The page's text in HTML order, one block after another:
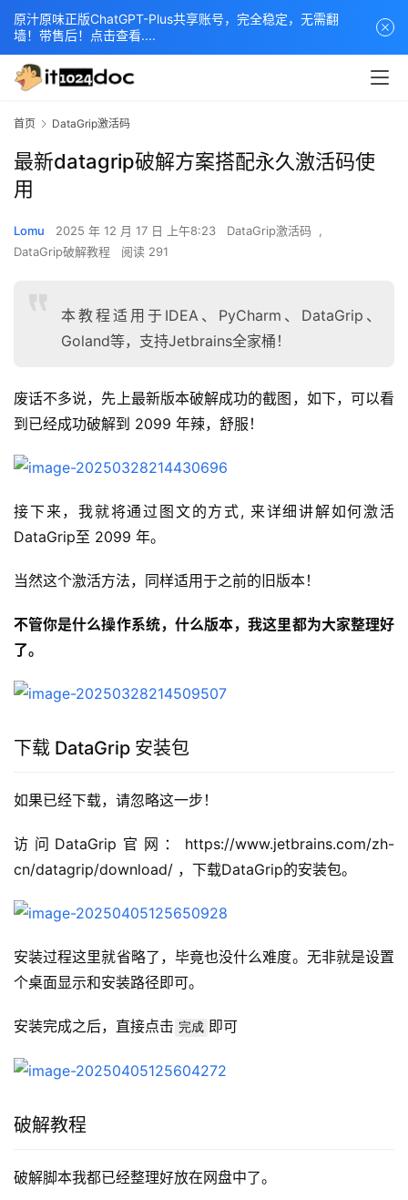
首页 DataGrip激活码
最新datagrip破解方案搭配永久激活码使
用
Lomu 2025 年 12 月 17 日 上午8:23 DataGrip激活码
,
DataGrip破解教程
阅读 291
本教程适用于IDEA、PyCharm、DataGrip、
Goland等，支持Jetbrains全家桶！
废话不多说，先上最新版本破解成功的截图，如下，可以看
到已经成功破解到 2099 年辣，舒服！
接下来，我就将通过图文的方式, 来详细讲解如何激活
DataGrip至 2099 年。
当然这个激活方法，同样适用于之前的旧版本！
不管你是什么操作系统，什么版本，我这里都为大家整理好
了。
下载 DataGrip 安装包
如果已经下载，请忽略这一步！
访问DataGrip官网：https://www.jetbrains.com/zh-
cn/datagrip/download/ ，下载DataGrip的安装包。
安装过程这里就省略了，毕竟也没什么难度。无非就是设置
个桌面显示和安装路径即可。
安装完成之后，直接点击 完成 即可
破解教程
破解脚本我都已经整理好放在网盘中了。
原汁原味正版ChatGPT-Plus共享账号，完全稳定，无需翻
墙！带售后！点击查看....